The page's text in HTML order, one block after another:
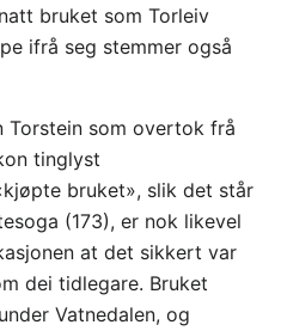
bruket som Torleiv
ifrå seg stemmer også
Torstein som overtok frå
tinglyst
bruket», slik det står
(173), er nok likevel
at det sikkert var
dei tidlegare. Bruket
Vatnedalen, og